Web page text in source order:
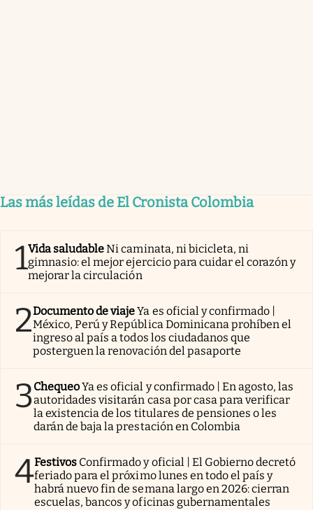
Las más leídas de El Cronista Colombia
1Vida saludableNi caminata, ni bicicleta, ni
gimnasio: el mejor ejercicio para cuidar el corazón y
mejorar la circulación
2Documento de viajeYa es oficial y confirmado |
México, Perú y República Dominicana prohíben el
ingreso al país a todos los ciudadanos que
posterguen la renovación del pasaporte
3ChequeoYa es oficial y confirmado | En agosto, las
autoridades visitarán casa por casa para verificar
la existencia de los titulares de pensiones o les
darán de baja la prestación en Colombia
4Festivos Confirmado y oficial | El Gobierno decretó
feriado para el próximo lunes en todo el país y
habrá nuevo fin de semana largo en 2026: cierran
escuelas, bancos y oficinas gubernamentales